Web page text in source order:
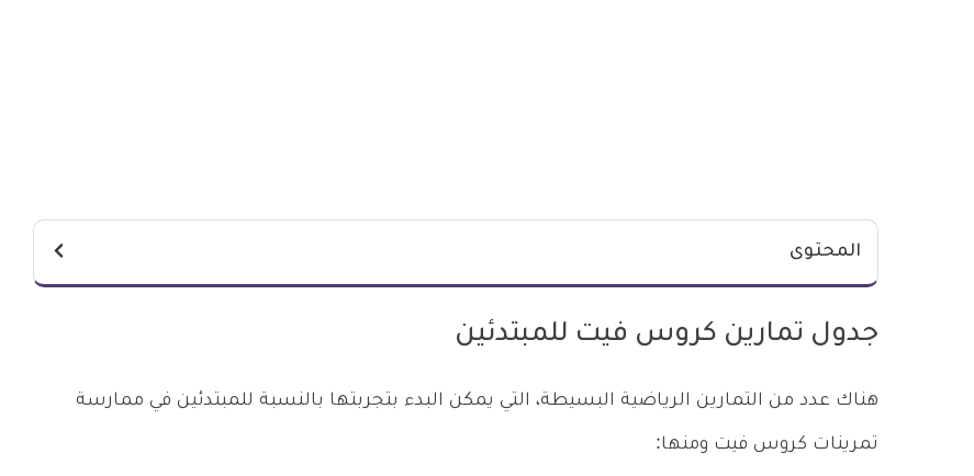
المحتوى
جدول تمارين كروس فيت للمبتدئين
هناك عدد من التمارين الرياضية البسيطة، التي يمكن البدء بتجربتها بالنسبة للمبتدئين في ممارسة
تمرينات كروس فيت ومنها: